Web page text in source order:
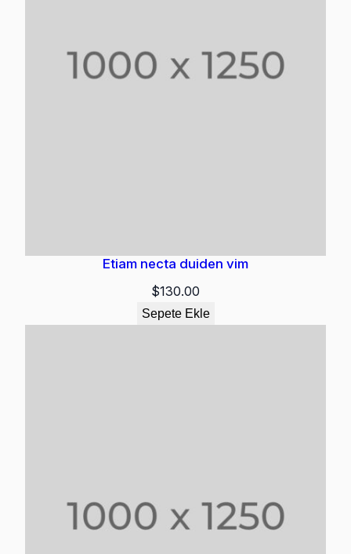
Etiam necta duiden vim
$130.00
Sepete Ekle